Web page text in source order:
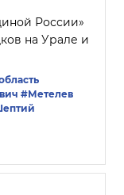
России»
на Урале и
#Метелев